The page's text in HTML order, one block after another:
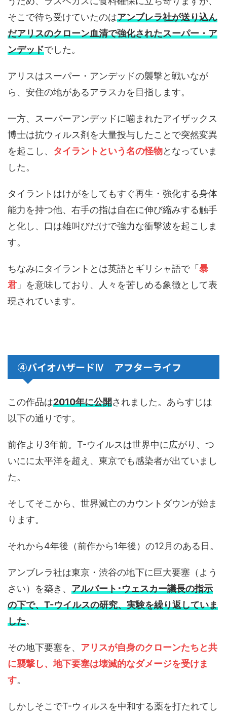
そこで待ち受けていたのはアンブレラ社が送り込ん
だアリスのクローン血清で強化されたスーパー・ア
ンデッドでした。
アリスはスーパー・アンデッドの襲撃と戦いなが
ら、安住の地があるアラスカを目指します。
一方、スーパーアンデッドに噛まれたアイザックス
博士は抗ウィルス剤を大量投与したことで突然変異
を起こし、 タイラントという名の怪物となっていま
した。
タイラントはけがをしてもすぐ再生・強化する身体
能力を持つ他、右手の指は自在に伸び縮みする触手
と化し、口は雄叫びだけで強力な衝撃波を起こしま
す。
ちなみにタイラントとは英語とギリシャ語で「 暴
君 」を意味しており、人々を苦しめる象徴として表
現されています。
④バイオハザードⅣ アフターライフ
この作品は2010年に公開されました。あらすじは
以下の通りです。
前作より3年前。T-ウイルスは世界中に広がり、つ
いにに太平洋を超え、東京でも感染者が出ていまし
た。
そしてそこから、世界滅亡のカウントダウンが始ま
ります。
それから4年後（前作から1年後）の12月のある日。
アンブレラ社は東京・渋谷の地下に巨大要塞（よう
さい）を築き、 アルバート･ウェスカー議長の指示
の下で、T-ウイルスの研究、実験を繰り返していま
した。
その地下要塞を、 アリスが自身のクローンたちと共
に襲撃し、地下要塞は壊滅的なダメージを受けま
す。
しかしそこでT-ウィルスを中和する薬を打たれてし